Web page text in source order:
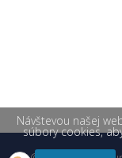
Návštevou našej
súbory cookies,